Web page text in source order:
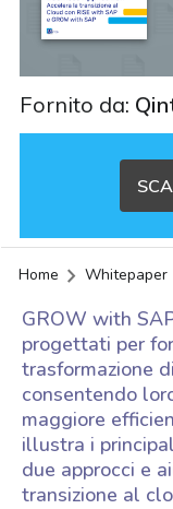
Fornito da:
Home Whitepaper
GROW with
progettati per
trasformazione
consentendo
maggiore
illustra i
due approcci e
transizione al